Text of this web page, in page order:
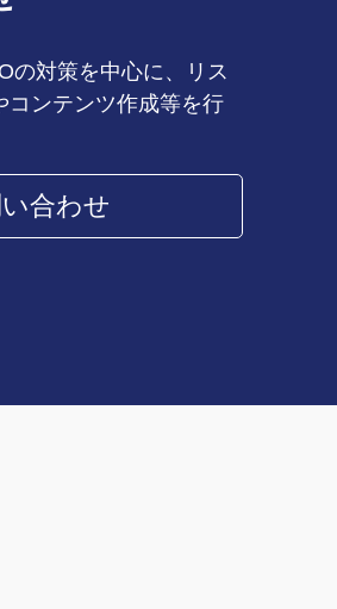
の対策を中心に、リス
コンテンツ作成等を行
合わせ